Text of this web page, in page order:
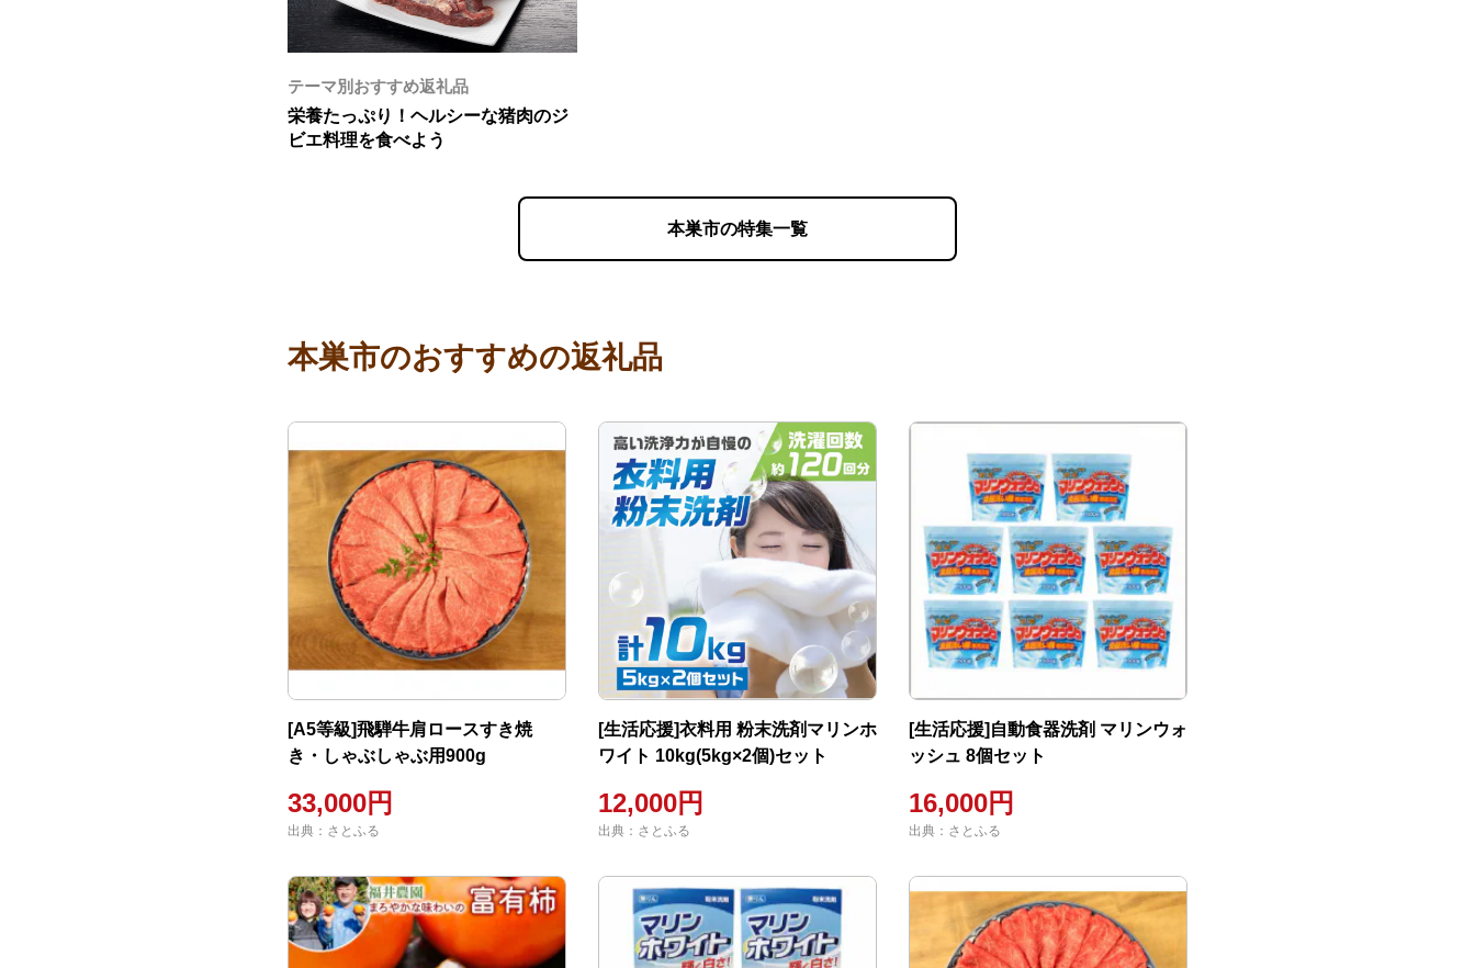
テーマ別おすすめ返礼品
栄養たっぷり！ヘルシーな猪肉のジ
ビエ料理を食べよう
本巣市の特集一覧
本巣市のおすすめの返礼品
[A5等級]飛騨牛肩ロースすき焼
き・しゃぶしゃぶ用900g
33,000円
出典：さとふる
[生活応援]衣料用 粉末洗剤マリンホ
ワイト 10kg(5kg×2個)セット
12,000円
出典：さとふる
[生活応援]自動食器洗剤 マリンウォ
ッシュ 8個セット
16,000円
出典：さとふる